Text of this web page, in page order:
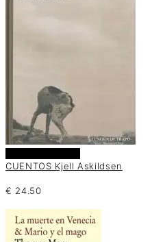
CUENTOS Kjell Askildsen
€ 24.50